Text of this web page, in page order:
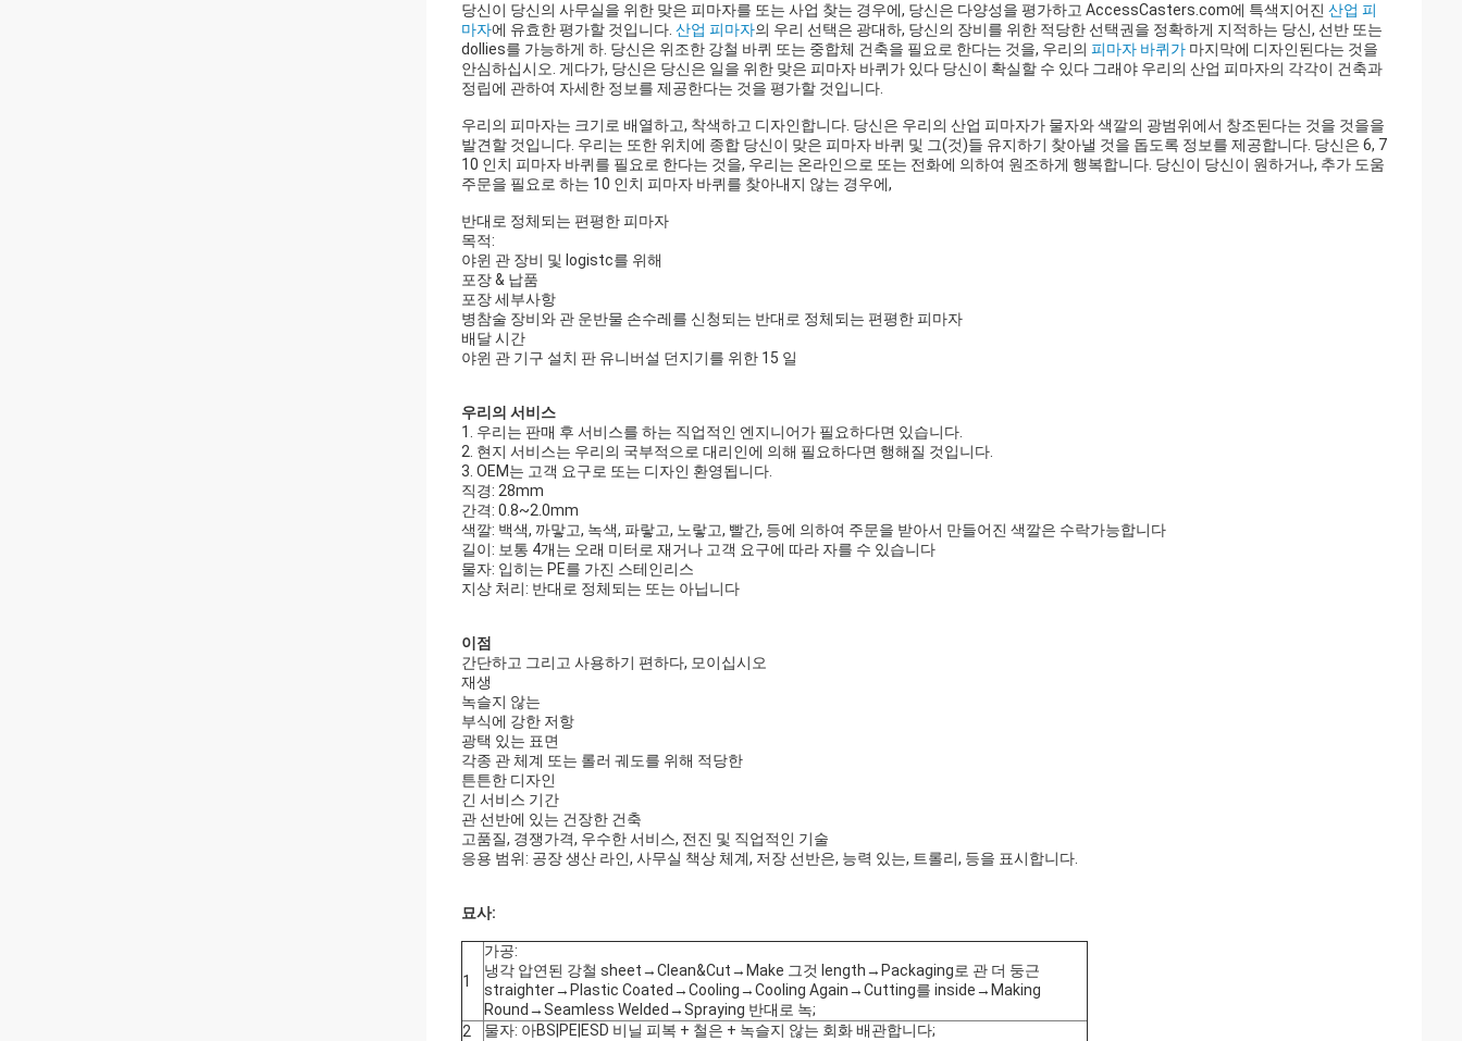
당신이 당신의 사무실을 위한 맞은 피마자를 또는 사업 찾는 경우에, 당신은 다양성을 평가하고 AccessCasters.com에 특색지어진 산업 피
마자에 유효한 평가할 것입니다. 산업 피마자의 우리 선택은 광대하, 당신의 장비를 위한 적당한 선택권을 정확하게 지적하는 당신, 선반 또는
dollies를 가능하게 하. 당신은 위조한 강철 바퀴 또는 중합체 건축을 필요로 한다는 것을, 우리의 피마자 바퀴가 마지막에 디자인된다는 것을
안심하십시오. 게다가, 당신은 당신은 일을 위한 맞은 피마자 바퀴가 있다 당신이 확실할 수 있다 그래야 우리의 산업 피마자의 각각이 건축과
정립에 관하여 자세한 정보를 제공한다는 것을 평가할 것입니다.
우리의 피마자는 크기로 배열하고, 착색하고 디자인합니다. 당신은 우리의 산업 피마자가 물자와 색깔의 광범위에서 창조된다는 것을 것을을
발견할 것입니다. 우리는 또한 위치에 종합 당신이 맞은 피마자 바퀴 및 그(것)들 유지하기 찾아낼 것을 돕도록 정보를 제공합니다. 당신은 6, 7
10 인치 피마자 바퀴를 필요로 한다는 것을, 우리는 온라인으로 또는 전화에 의하여 원조하게 행복합니다. 당신이 당신이 원하거나, 추가 도움
주문을 필요로 하는 10 인치 피마자 바퀴를 찾아내지 않는 경우에,
반대로 정체되는 편평한 피마자
목적:
야윈 관 장비 및 logistc를 위해
포장 & 납품
포장 세부사항
병참술 장비와 관 운반물 손수레를 신청되는 반대로 정체되는 편평한 피마자
배달 시간
야윈 관 기구 설치 판 유니버설 던지기를 위한 15 일
우리의 서비스
1. 우리는 판매 후 서비스를 하는 직업적인 엔지니어가 필요하다면 있습니다.
2. 현지 서비스는 우리의 국부적으로 대리인에 의해 필요하다면 행해질 것입니다.
3. OEM는 고객 요구로 또는 디자인 환영됩니다.
직경: 28mm
간격: 0.8~2.0mm
색깔: 백색, 까맣고, 녹색, 파랗고, 노랗고, 빨간, 등에 의하여 주문을 받아서 만들어진 색깔은 수락가능합니다
길이: 보통 4개는 오래 미터로 재거나 고객 요구에 따라 자를 수 있습니다
물자: 입히는 PE를 가진 스테인리스
지상 처리: 반대로 정체되는 또는 아닙니다
이점
간단하고 그리고 사용하기 편하다, 모이십시오
재생
녹슬지 않는
부식에 강한 저항
광택 있는 표면
각종 관 체계 또는 롤러 궤도를 위해 적당한
튼튼한 디자인
긴 서비스 기간
관 선반에 있는 건장한 건축
고품질, 경쟁가격, 우수한 서비스, 전진 및 직업적인 기술
응용 범위: 공장 생산 라인, 사무실 책상 체계, 저장 선반은, 능력 있는, 트롤리, 등을 표시합니다.
묘사:
1
가공:
냉각 압연된 강철 sheet→Clean&Cut→Make 그것 length→Packaging로 관 더 둥근
straighter→Plastic Coated→Cooling→Cooling Again→Cutting를 inside→Making
Round→Seamless Welded→Spraying 반대로 녹;
2
물자: 아BS|PE|ESD 비닐 피복 + 철은 + 녹슬지 않는 회화 배관합니다;